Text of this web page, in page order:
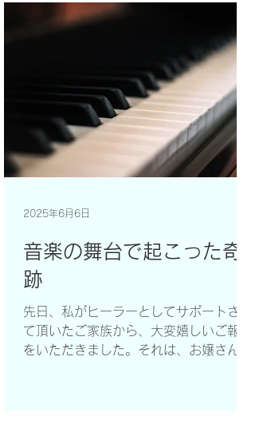
た。 体操、呼吸法、セルフヒーリン
グに取り組んだ、この氣の講座で、学生
さんたちは、いくつかの実験や、実習に
積極的に参加し、互いに感じたことを話
し合ってシェアして下さいました。一部
紹介します。 【学生さんからの感
想】： 今日のヒューマンケア心理学の
授業では、外部講師の方から“氣”の考え
方や、氣を感じ・送り合う体験、簡単な
ゆるんでいく感覚があり、リラクゼーシ
ョンの効果を実感できた。また、こうし
た技法は患者さんに対しても、心身の緊
た。特に、入院生活で活動量が減りがち
な患者さんにとって、軽い体操やゆっく
りとした呼吸法は、気分転換や身体を動
音楽の舞台で起こった奇
跡
先日、私がヒーラーとしてサポートさせ
て頂いたご家族から、大変嬉しいご報告
をいただきました。それは、お嬢さんが
2025年6月6日